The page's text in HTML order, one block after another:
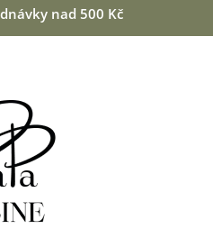
nad 500 Kč